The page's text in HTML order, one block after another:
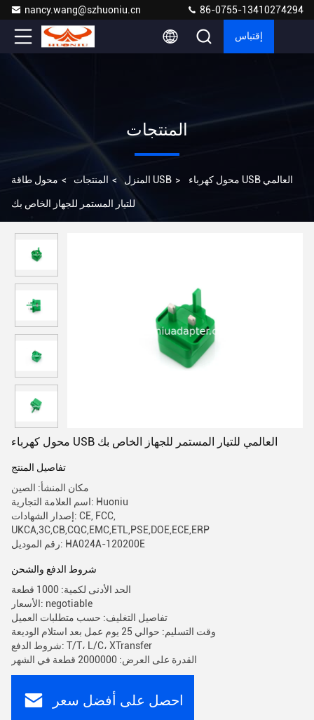
nancy.wang@szhuoniu.cn 86-0755-13410274294
إقتباس
المنتجات
المنزل > المنتجات > محول طاقة USB > محول كهرباء USB العالمي
للتيار المستمر للجهاز الخاص بك
محول كهرباء USB العالمي للتيار المستمر للجهاز الخاص بك
تفاصيل المنتج
مكان المنشأ: الصين
اسم العلامة التجارية: Huoniu
إصدار الشهادات: CE, FCC,
UKCA,3C,CB,CQC,EMC,ETL,PSE,DOE,ECE,ERP
رقم الموديل: HA024A-120200E
شروط الدفع والشحن
الحد الأدنى لكمية: 1000 قطعة
الأسعار: negotiable
تفاصيل التغليف: حسب متطلبات العميل
وقت التسليم: حوالي 25 يوم عمل بعد استلام الوديعة
شروط الدفع: T/T، L/C، XTransfer
القدرة على العرض: 2000000 قطعة في الشهر
احصل على أفضل سعر